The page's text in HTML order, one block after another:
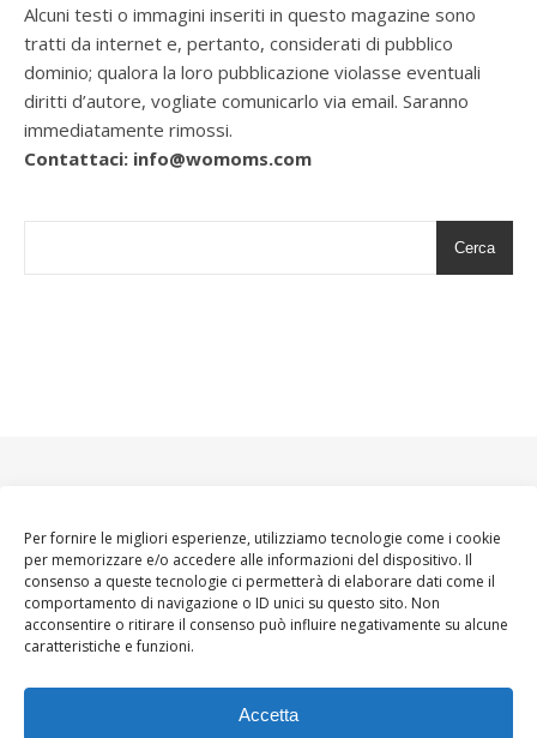
Per fornire le migliori esperienze, utilizziamo tecnologie come i cookie
per memorizzare e/o accedere alle informazioni del dispositivo. Il
consenso a queste tecnologie ci permetterà di elaborare dati come il
comportamento di navigazione o ID unici su questo sito. Non
acconsentire o ritirare il consenso può influire negativamente su alcune
caratteristiche e funzioni.
Accetta
Alcuni testi o immagini inseriti in questo magazine sono
tratti da internet e, pertanto, considerati di pubblico
dominio; qualora la loro pubblicazione violasse eventuali
diritti d’autore, vogliate comunicarlo via email. Saranno
immediatamente rimossi.
Contattaci: info@womoms.com
Cerca